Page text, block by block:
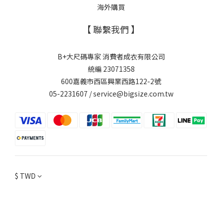
海外購買
【 聯繫我們 】
B+大尺碼專家 消費者成衣有限公司
統編 23071358
600嘉義市西區興業西路122-2號
05-2231607 / service@bigsize.com.tw
$ TWD